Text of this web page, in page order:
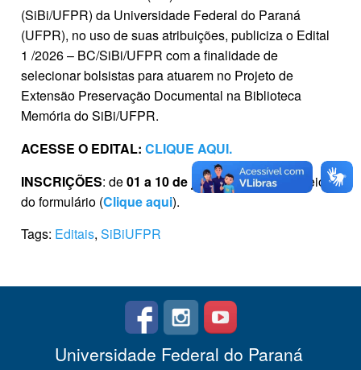
(SiBi/UFPR) da Universidade Federal do Paraná
(UFPR), no uso de suas atribuições, publiciza o Edital
1 /2026 – BC/SiBi/UFPR com a finalidade de
selecionar bolsistas para atuarem no Projeto de
Extensão Preservação Documental na Biblioteca
Memória do SiBi/UFPR.
ACESSE O EDITAL: CLIQUE AQUI.
INSCRIÇÕES: de01 a 10 de julho de 2026por meio
do formulário (Clique aqui).
Tags: Editais, SiBiUFPR
Universidade Federal do Paraná